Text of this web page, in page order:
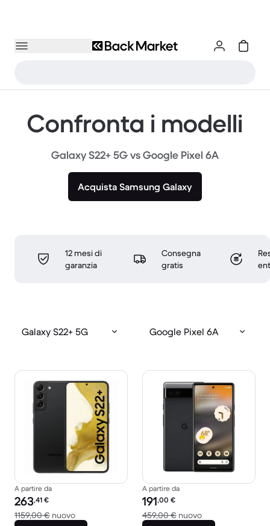
Confronta i modelli
Galaxy S22+ 5G vs Google Pixel 6A
Acquista Samsung Galaxy
12 mesi di
garanzia
Consegna
gratis
Galaxy S22+ 5G Google Pixel 6A
A partire da
Prezzo del ricondizionato:
263,41 €
1159,00 € nuovoRispetto a 1159,00 € del nuovo
A partire da
Prezzo del ricondizionato:
191,00 €
459,00 € nuovoRispetto a